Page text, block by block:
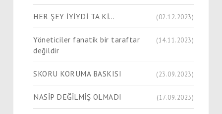
HER ŞEY İYİYDİ TA Kİ… (02.12.2023)
Yöneticiler fanatik bir taraftar
değildir
(14.11.2023)
SKORU KORUMA BASKISI (23.09.2023)
NASİP DEĞİLMİŞ OLMADI (17.09.2023)